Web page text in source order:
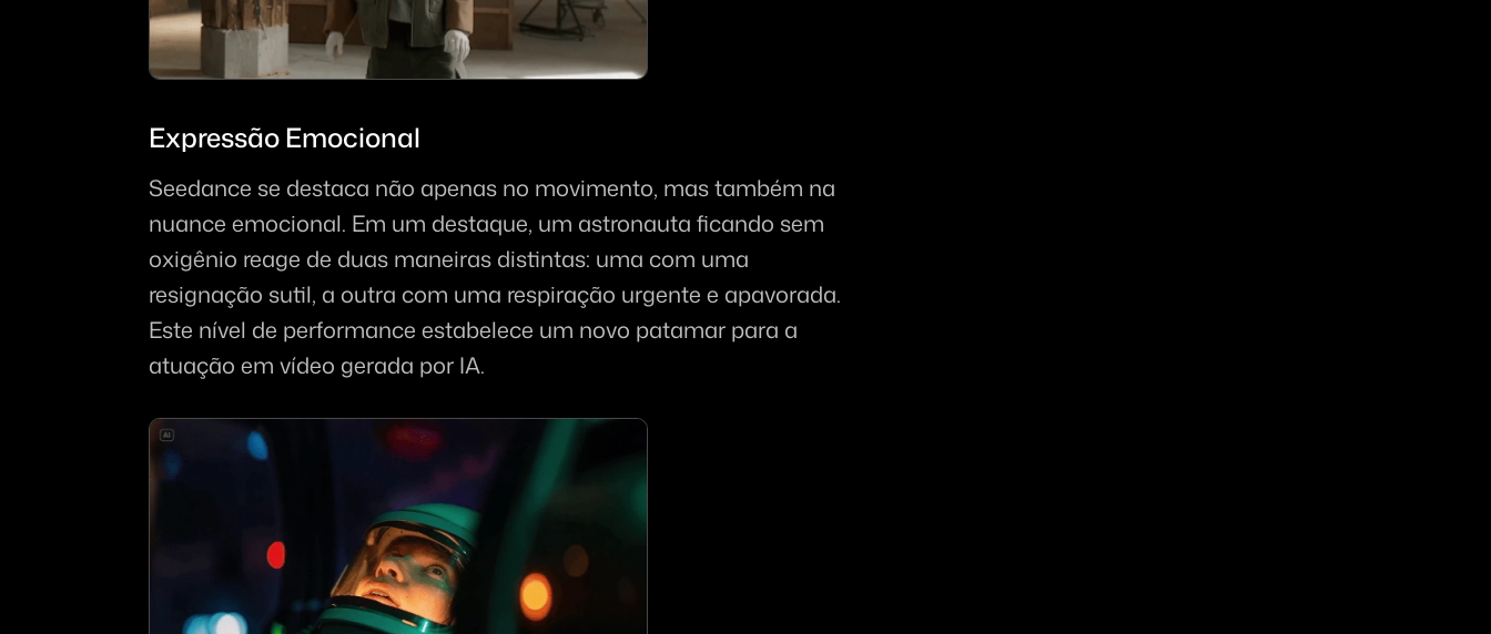
Expressão Emocional
Seedance se destaca não apenas no movimento, mas também na
nuance emocional. Em um destaque, um astronauta ficando sem
oxigênio reage de duas maneiras distintas: uma com uma
resignação sutil, a outra com uma respiração urgente e apavorada.
Este nível de performance estabelece um novo patamar para a
atuação em vídeo gerada por IA.